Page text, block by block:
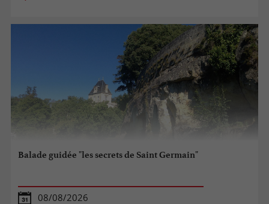
Balade guidée "les secrets de Saint Germain"
08/08/2026